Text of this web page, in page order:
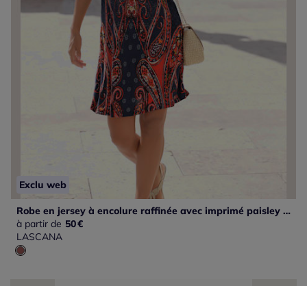
Exclu web
Robe en jersey à encolure raffinée avec imprimé paisley et bretelles mode
à partir de 50€
LASCANA